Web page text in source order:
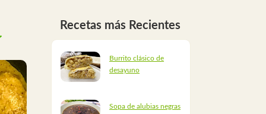
Recetas más Recientes
Burrito clásico de
desayuno
Sopa de alubias negras